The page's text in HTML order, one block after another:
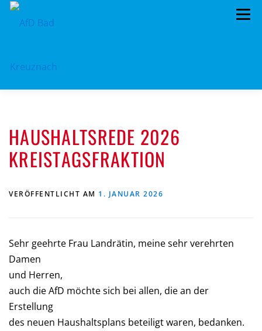
Zum
Inhalt
Menü
TERMINE MITMACHEN! KONTAKT
HAUSHALTSREDE 2026
KREISTAGSFRAKTION
VERÖFFENTLICHT AM 1. JANUAR 2026
Sehr geehrte Frau Landrätin, meine sehr verehrten
Damen
und Herren,
auch die AfD möchte sich bei allen, die an der
Erstellung
des neuen Haushaltsplans beteiligt waren, bedanken.